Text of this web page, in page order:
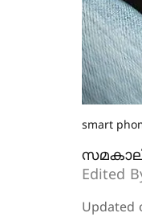
smart
Edited
Updated